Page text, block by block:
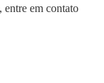
entre em contato